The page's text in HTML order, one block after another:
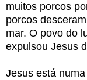
muitos porcos
porcos
mar. O povo do
expulsou Jesus
Jesus está